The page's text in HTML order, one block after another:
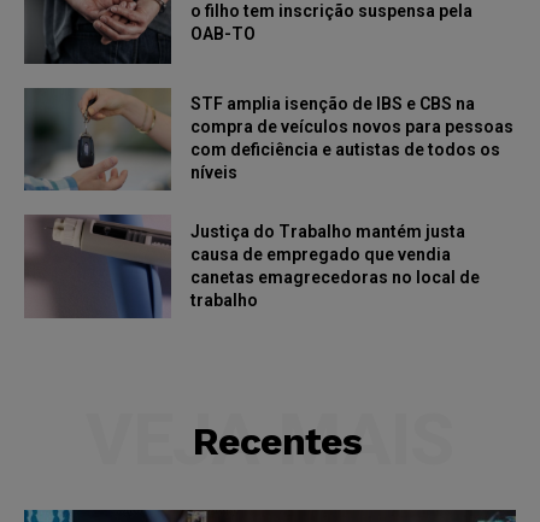
o filho tem inscrição suspensa pela
OAB-TO
STF amplia isenção de IBS e CBS na
compra de veículos novos para pessoas
com deficiência e autistas de todos os
níveis
Justiça do Trabalho mantém justa
causa de empregado que vendia
canetas emagrecedoras no local de
trabalho
Recentes
VEJA MAIS